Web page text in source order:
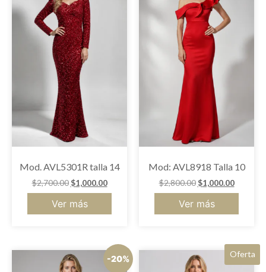
Mod. AVL5301R talla 14
$2,700.00 $1,000.00
Ver más
Mod: AVL8918 Talla 10
$2,800.00 $1,000.00
Ver más
-20% Oferta